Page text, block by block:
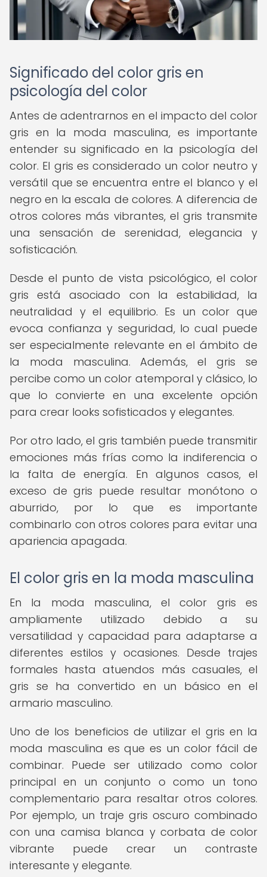
Significado del color gris en
psicología del color
Antes de adentrarnos en el impacto del color
gris en la moda masculina, es importante
entender su significado en la psicología del
color. El gris es considerado un color neutro y
versátil que se encuentra entre el blanco y el
negro en la escala de colores. A diferencia de
otros colores más vibrantes, el gris transmite
una sensación de serenidad, elegancia y
sofisticación.
Desde el punto de vista psicológico, el color
gris está asociado con la estabilidad, la
neutralidad y el equilibrio. Es un color que
evoca confianza y seguridad, lo cual puede
ser especialmente relevante en el ámbito de
la moda masculina. Además, el gris se
percibe como un color atemporal y clásico, lo
que lo convierte en una excelente opción
para crear looks sofisticados y elegantes.
Por otro lado, el gris también puede transmitir
emociones más frías como la indiferencia o
la falta de energía. En algunos casos, el
exceso de gris puede resultar monótono o
aburrido, por lo que es importante
combinarlo con otros colores para evitar una
apariencia apagada.
El color gris en la moda masculina
En la moda masculina, el color gris es
ampliamente utilizado debido a su
versatilidad y capacidad para adaptarse a
diferentes estilos y ocasiones. Desde trajes
formales hasta atuendos más casuales, el
gris se ha convertido en un básico en el
armario masculino.
Uno de los beneficios de utilizar el gris en la
moda masculina es que es un color fácil de
combinar. Puede ser utilizado como color
principal en un conjunto o como un tono
complementario para resaltar otros colores.
Por ejemplo, un traje gris oscuro combinado
con una camisa blanca y corbata de color
vibrante puede crear un contraste
interesante y elegante.